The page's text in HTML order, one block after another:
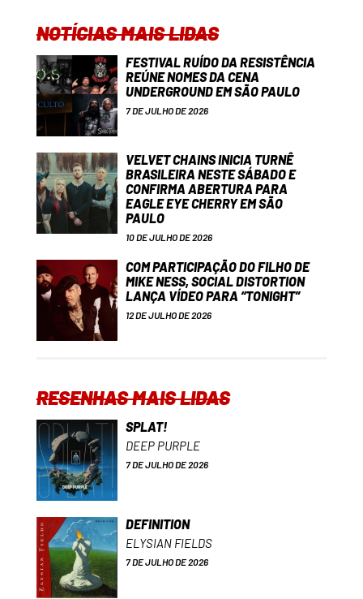
NOTÍCIAS MAIS LIDAS
FESTIVAL RUÍDO DA RESISTÊNCIA
REÚNE NOMES DA CENA
UNDERGROUND EM SÃO PAULO
7 DE JULHO DE 2026
VELVET CHAINS INICIA TURNÊ
BRASILEIRA NESTE SÁBADO E
CONFIRMA ABERTURA PARA
EAGLE EYE CHERRY EM SÃO
PAULO
10 DE JULHO DE 2026
COM PARTICIPAÇÃO DO FILHO DE
MIKE NESS, SOCIAL DISTORTION
LANÇA VÍDEO PARA “TONIGHT”
12 DE JULHO DE 2026
RESENHAS MAIS LIDAS
SPLAT!
DEEP PURPLE
7 DE JULHO DE 2026
DEFINITION
ELYSIAN FIELDS
7 DE JULHO DE 2026